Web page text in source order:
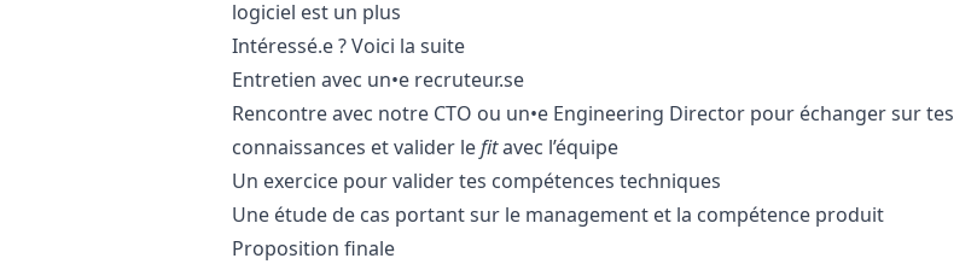
logiciel est un plus
Intéressé.e ? Voici la suite
Entretien avec un•e recruteur.se
Rencontre avec notre CTO ou un•e Engineering Director pour échanger sur tes
connaissances et valider lefitavec l’équipe
Un exercice pour valider tes compétences techniques
Une étude de cas portant sur le management et la compétence produit
Proposition finale